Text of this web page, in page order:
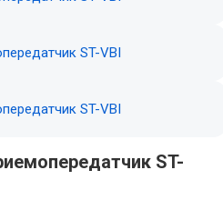
ST-